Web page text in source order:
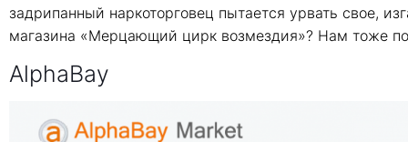
задрипанный наркоторговец пытается урвать свое,
магазина «Мерцающий цирк возмездия»? Нам тоже
AlphaBay